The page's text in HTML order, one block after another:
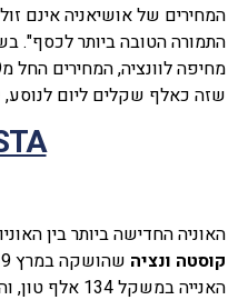
המחירים של אושיאניה אינם
שזה כאלף שקלים ליום
האוניה החדישה ביותר בין
קוסטה ונציה